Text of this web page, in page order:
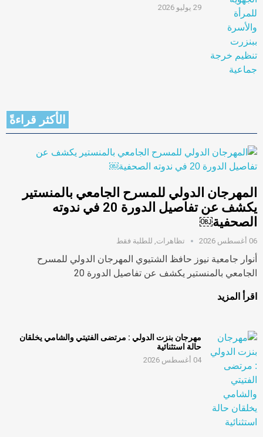
29 يوليو 2026
الأكثر قراءةً
المهرجان الدولي للمسرح الجامعي بالمنستير
يكشف عن تفاصيل الدورة 20 في ندوته
الصحفية￼
06 أغسطس 2026 تظاهرات للطلبة فقط
أنوار جامعية نيوز حافظ الشتيوي المهرجان الدولي للمسرح
الجامعي بالمنستير يكشف عن تفاصيل الدورة 20
اقرأ المزيد
مهرجان بنزت الدولي : مرتضى الفتيتي والشامي يخلقان
حالة استثنائية
04 أغسطس 2026